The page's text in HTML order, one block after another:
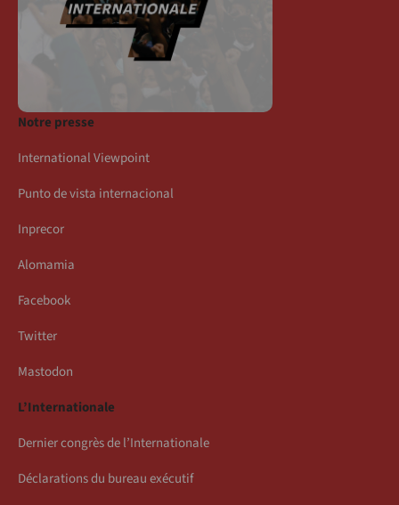
Notre presse
International Viewpoint
Punto de vista internacional
Inprecor
Alomamia
Facebook
Twitter
Mastodon
L’Internationale
Dernier congrès de l’Internationale
Déclarations du bureau exécutif